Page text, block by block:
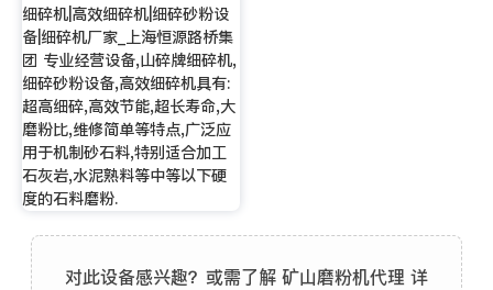
细碎机|高效细碎机|细碎砂粉设
备|细碎机厂家_上海恒源路桥集
团 专业经营设备,山碎牌细碎机,
细碎砂粉设备,高效细碎机具有:
超高细碎,高效节能,超长寿命,大
磨粉比,维修简单等特点,广泛应
用于机制砂石料,特别适合加工
石灰岩,水泥熟料等中等以下硬
度的石料磨粉.
对此设备感兴趣？或需了解 矿山磨粉机代理 详